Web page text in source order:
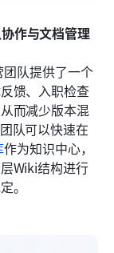
作与文档管理
队提供了一个
馈、入职检查
而减少版本混
队可以快速在
作为知识中心，
Wiki结构进行
。